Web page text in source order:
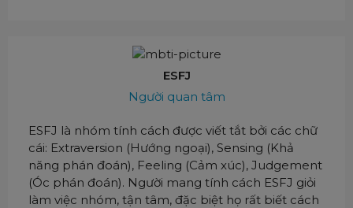
ESFJ
Người quan tâm
ESFJ là nhóm tính cách được viết tắt bởi các chữ
cái: Extraversion (Hướng ngoại), Sensing (Khả
năng phán đoán), Feeling (Cảm xúc), Judgement
(Óc phán đoán). Người mang tính cách ESFJ giỏi
làm việc nhóm, tận tâm, đặc biệt họ rất biết cách